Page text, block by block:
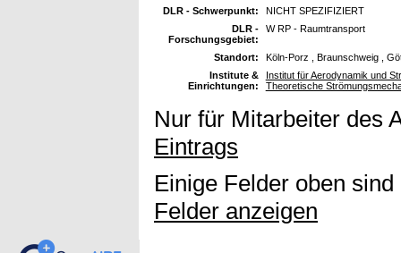
DLR - Schwerpunkt:
NICHT SPEZIFIZIERT
DLR -
Forschungsgebiet:
W RP - Raumtransport
Standort:
Köln-Porz , Braunschweig ,
Institute &
Einrichtungen:
Institut für Aerodynamik und
Theoretische
Nur für Mitarbeiter des
Eintrags
Einige Felder oben
Felder anzeigen